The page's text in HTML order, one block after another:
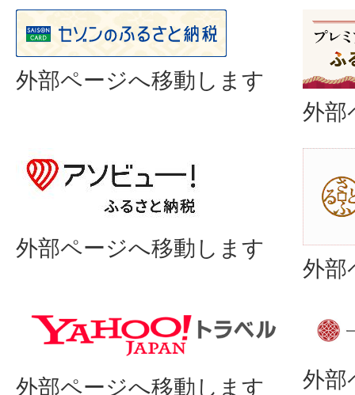
外部ページへ移動します
外部
外部ページへ移動します
外部
外部ページへ移動します 外部